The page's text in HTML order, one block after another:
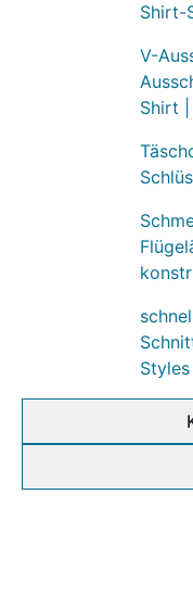
Shirt-
V-
Shirt |
Styles